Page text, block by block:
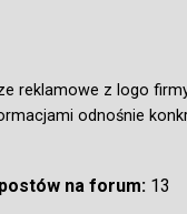
reklamowe z logo
odnośnie
na forum:13